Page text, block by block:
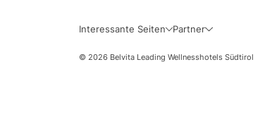
Interessante Seiten Partner
© 2026 Belvita Leading Wellnesshotels Südtirol